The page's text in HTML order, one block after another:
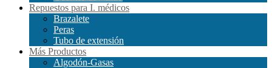
Repuestos para I. médicos
Brazalete
Peras
Tubo de extensión
Más Productos
Algodón-Gasas